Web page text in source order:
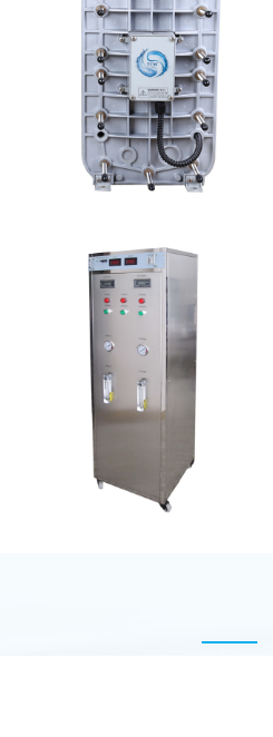
GE EDI模块维修
西门子 EDI模块维修